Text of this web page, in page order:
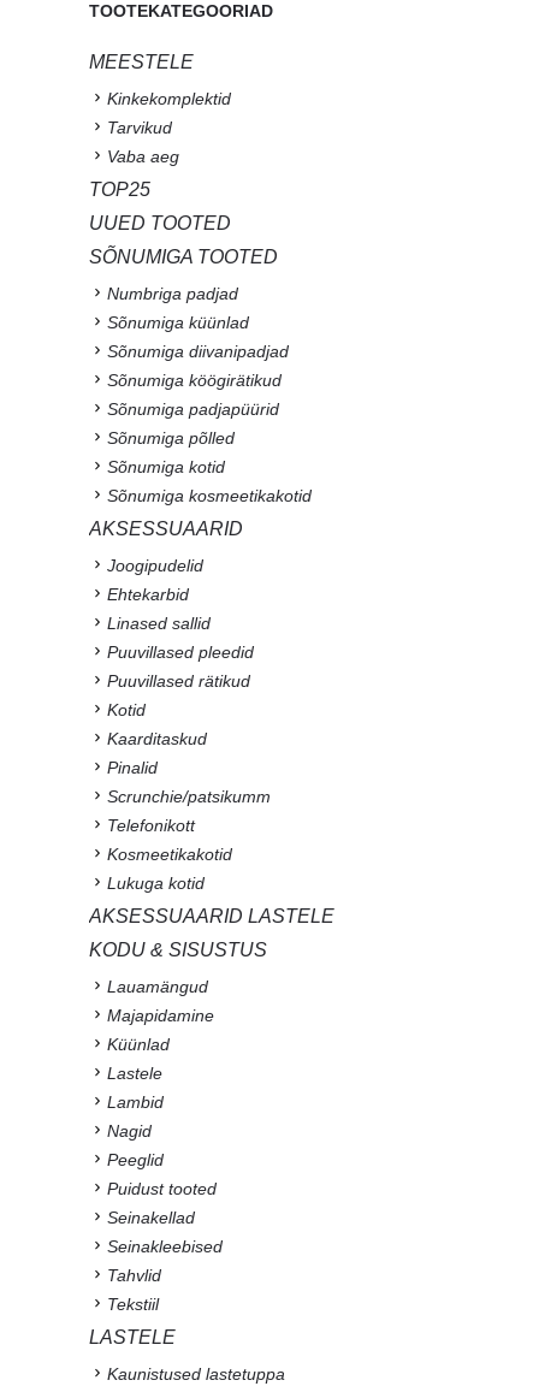
TOOTEKATEGOORIAD
MEESTELE
Kinkekomplektid
Tarvikud
Vaba aeg
TOP25
UUED TOOTED
SÕNUMIGA TOOTED
Numbriga padjad
Sõnumiga küünlad
Sõnumiga diivanipadjad
Sõnumiga köögirätikud
Sõnumiga padjapüürid
Sõnumiga põlled
Sõnumiga kotid
Sõnumiga kosmeetikakotid
AKSESSUAARID
Joogipudelid
Ehtekarbid
Linased sallid
Puuvillased pleedid
Puuvillased rätikud
Kotid
Kaarditaskud
Pinalid
Scrunchie/patsikumm
Telefonikott
Kosmeetikakotid
Lukuga kotid
AKSESSUAARID LASTELE
KODU & SISUSTUS
Lauamängud
Majapidamine
Küünlad
Lastele
Lambid
Nagid
Peeglid
Puidust tooted
Seinakellad
Seinakleebised
Tahvlid
Tekstiil
LASTELE
Kaunistused lastetuppa